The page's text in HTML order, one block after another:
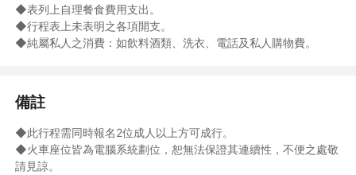
◆表列上自理餐食費用支出。
◆行程表上未表明之各項開支。
◆純屬私人之消費：如飲料酒類、洗衣、電話及私人購物費。
備註
◆此行程需同時報名2位成人以上方可成行。
◆火車座位皆為電腦系統劃位，恕無法保證其連續性，不便之處敬
請見諒。